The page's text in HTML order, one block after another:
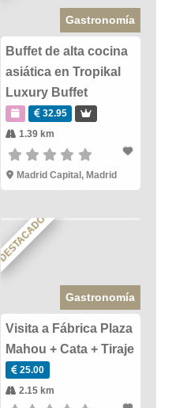
Gastronomía
Buffet de alta cocina
asiática en Tropikal
Luxury Buffet
32.95
1.39 km
Madrid Capital , Madrid
DESTACADO
Gastronomía
Visita a Fábrica Plaza
Mahou + Cata + Tiraje
25.00
2.15 km